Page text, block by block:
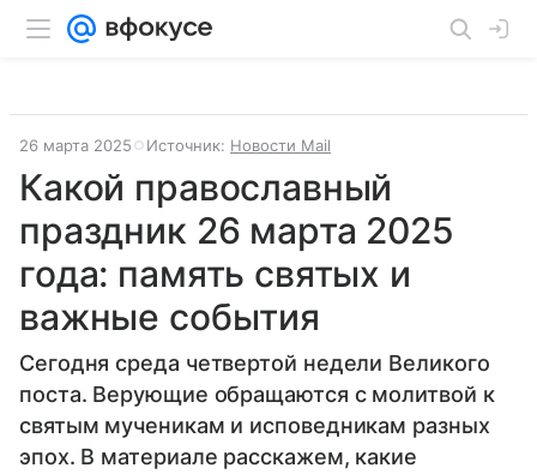
26 марта 2025 Источник: Новости Mail
Какой православный
праздник 26 марта 2025
года: память святых и
важные события
Сегодня среда четвертой недели Великого
поста. Верующие обращаются с молитвой к
святым мученикам и исповедникам разных
эпох. В материале расскажем, какие